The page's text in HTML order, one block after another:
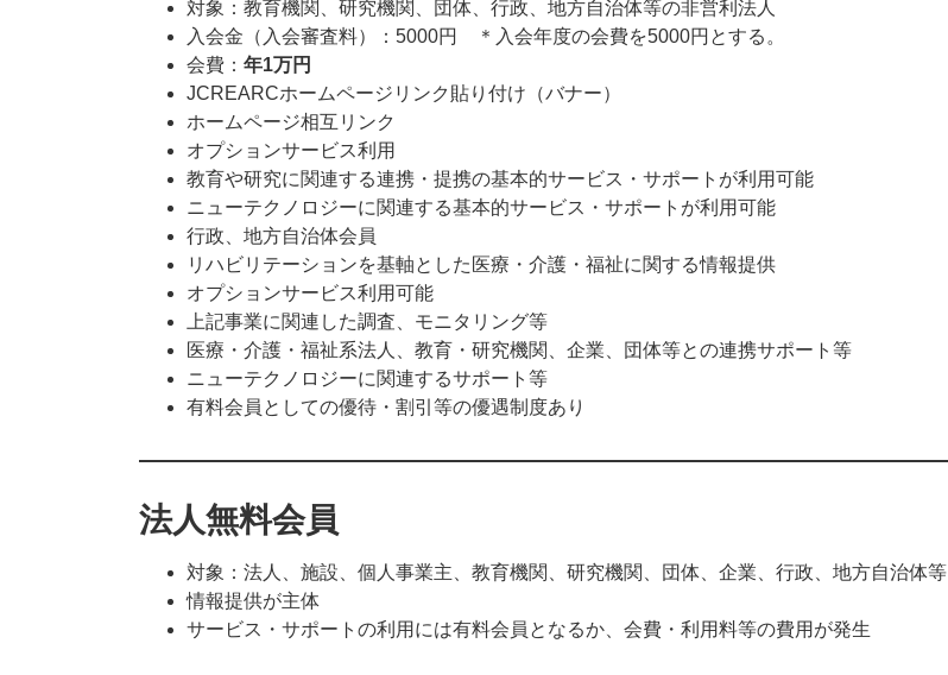
対象：教育機関、研究機関、団体、行政、地方自治体等の非営利法人
入会金（入会審査料）：5000円 ＊入会年度の会費を5000円とする。
会費： 年1万円
JCREARCホームページリンク貼り付け（バナー）
ホームページ相互リンク
オプションサービス利用
教育や研究に関連する連携・提携の基本的サービス・サポートが利用可能
ニューテクノロジーに関連する基本的サービス・サポートが利用可能
行政、地方自治体会員
リハビリテーションを基軸とした医療・介護・福祉に関する情報提供
オプションサービス利用可能
上記事業に関連した調査、モニタリング等
医療・介護・福祉系法人、教育・研究機関、企業、団体等との連携サポート等
ニューテクノロジーに関連するサポート等
有料会員としての優待・割引等の優遇制度あり
法人無料会員
対象：法人、施設、個人事業主、教育機関、研究機関、団体、企業、行政、地方自治体等
情報提供が主体
サービス・サポートの利用には有料会員となるか、会費・利用料等の費用が発生